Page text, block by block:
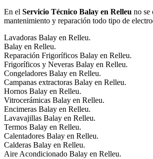
En el Servicio Técnico Balay en Relleu no se
mantenimiento y reparación todo tipo de
Lavadoras Balay en Relleu.
Balay en Relleu.
Reparación Frigoríficos Balay en Relleu.
Frigoríficos y Neveras Balay en Relleu.
Congeladores Balay en Relleu.
Campanas extractoras Balay en Relleu.
Hornos Balay en Relleu.
Vitrocerámicas Balay en Relleu.
Encimeras Balay en Relleu.
Lavavajillas Balay en Relleu.
Termos Balay en Relleu.
Calentadores Balay en Relleu.
Calderas Balay en Relleu.
Aire Acondicionado Balay en Relleu.